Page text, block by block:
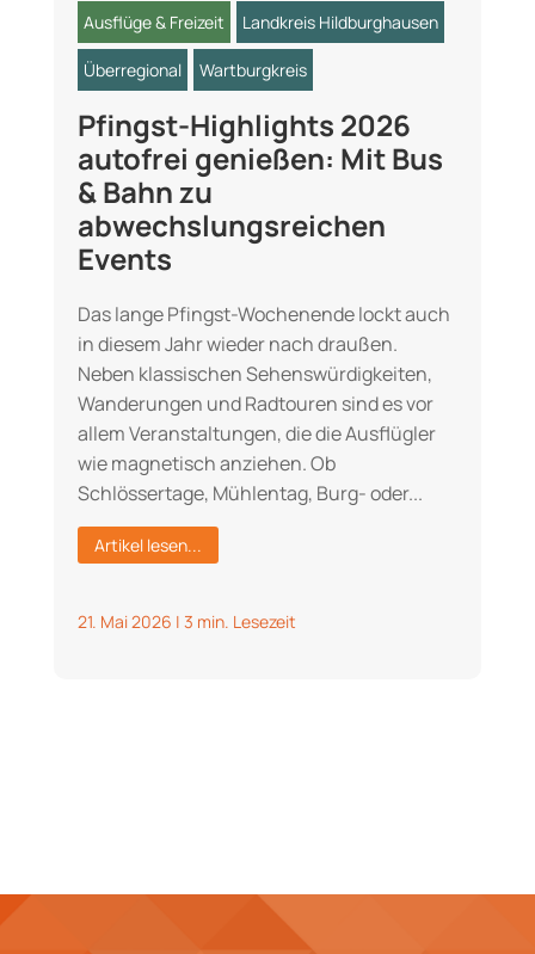
Ausflüge & Freizeit Landkreis Hildburghausen
Überregional Wartburgkreis
Pfingst-Highlights 2026
autofrei genießen: Mit Bus
& Bahn zu
abwechslungsreichen
Events
Das lange Pfingst-Wochenende lockt auch
in diesem Jahr wieder nach draußen.
Neben klassischen Sehenswürdigkeiten,
Wanderungen und Radtouren sind es vor
allem Veranstaltungen, die die Ausflügler
wie magnetisch anziehen. Ob
Schlössertage, Mühlentag, Burg- oder...
Artikel lesen...
21. Mai 2026 | 3 min. Lesezeit